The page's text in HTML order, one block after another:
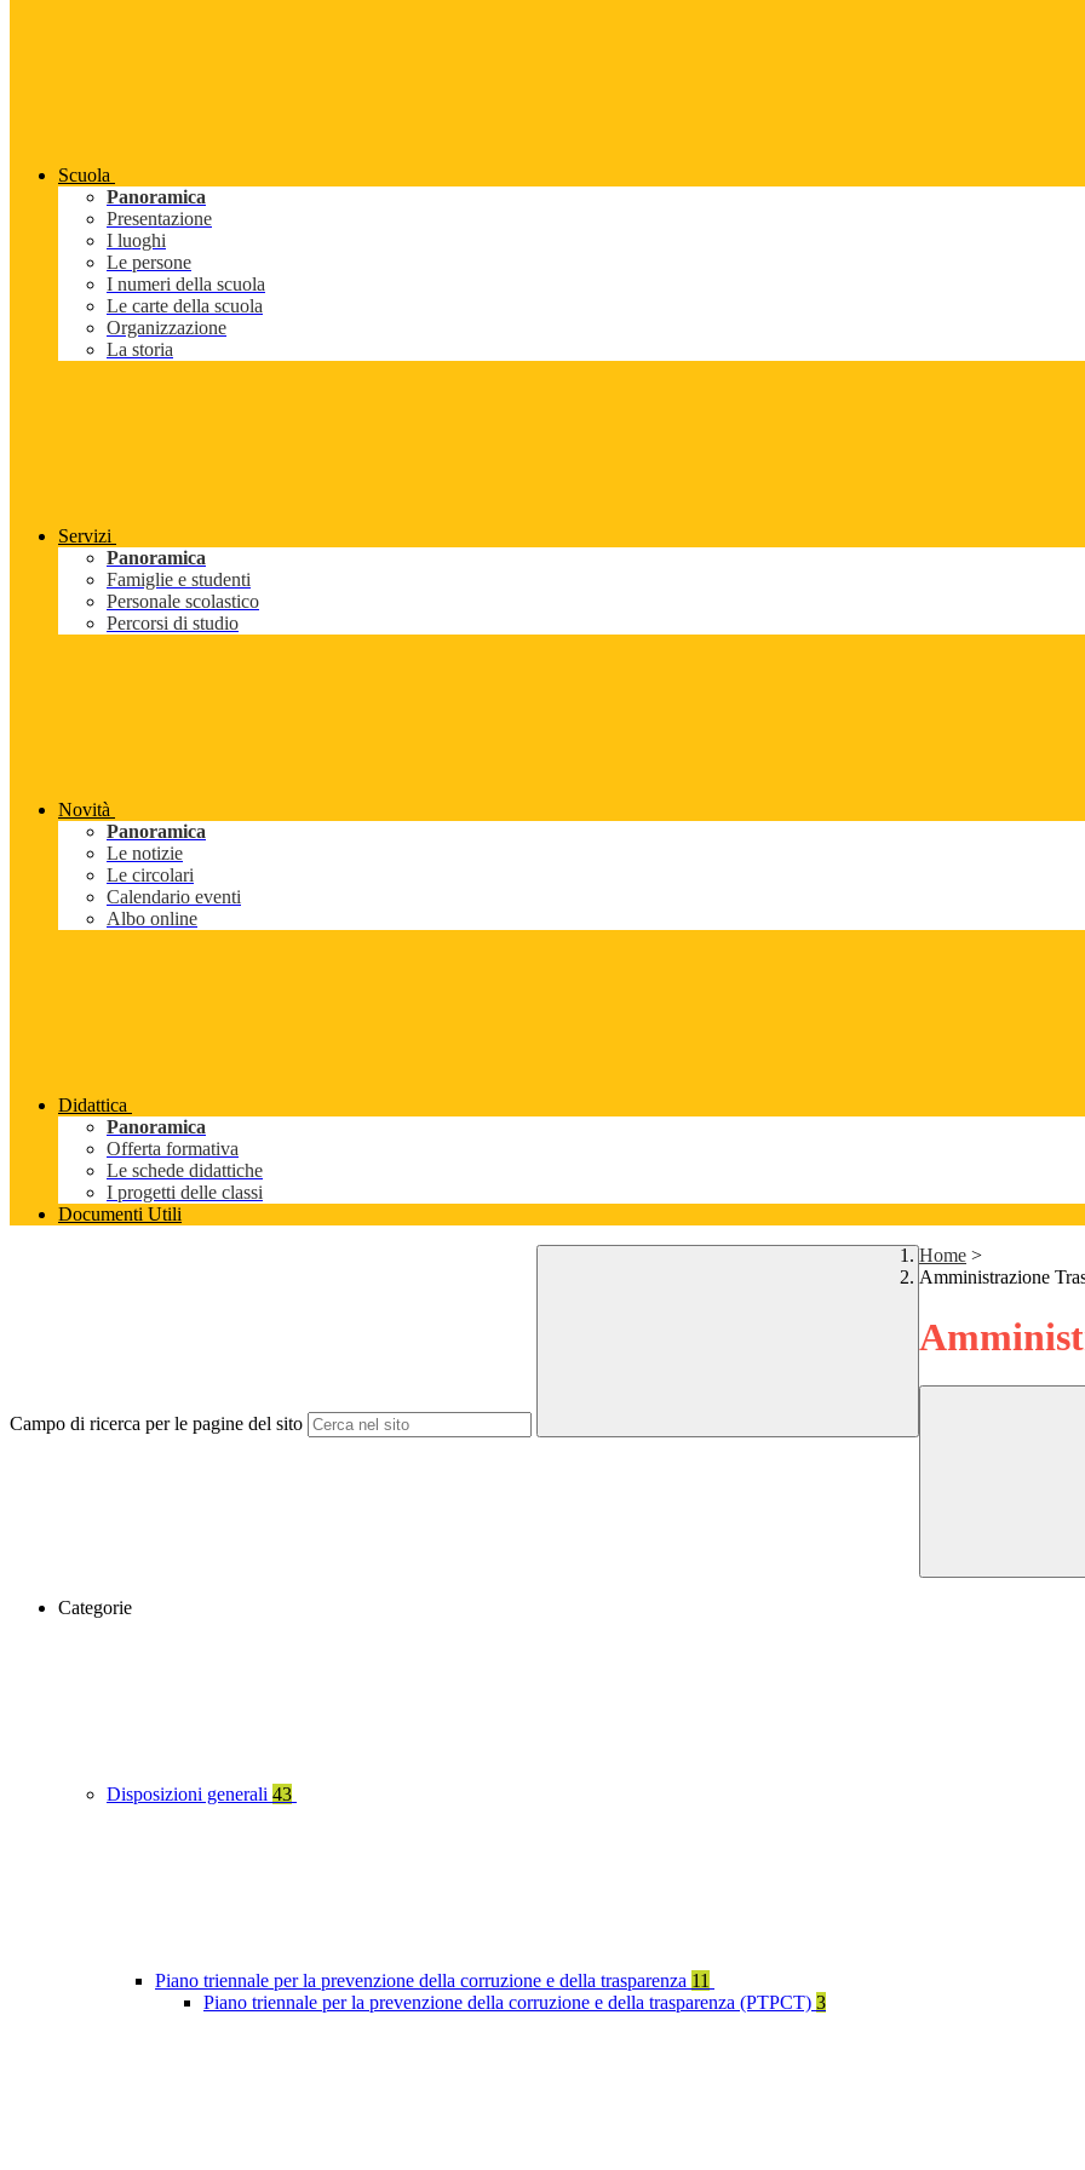
Scuola
Panoramica
Presentazione
I luoghi
Le persone
I numeri della scuola
Le carte della scuola
Organizzazione
La storia
Servizi
Panoramica
Famiglie e studenti
Personale scolastico
Percorsi di studio
Novità
Panoramica
Le notizie
Le circolari
Calendario eventi
Albo online
Didattica
Panoramica
Offerta formativa
Le schede didattiche
I progetti delle classi
Documenti Utili
Campo di ricerca per le pagine del sito
Home >
Amministrazione
Categorie
Disposizioni generali 43
Piano triennale per la prevenzione della corruzione e della trasparenza 11
Piano triennale per la prevenzione della corruzione e della trasparenza (PTPCT) 3